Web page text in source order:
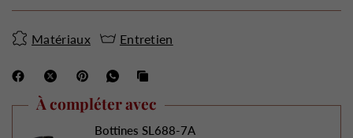
Matériaux Entretien
À compléter avec
Bottines SL688-7A